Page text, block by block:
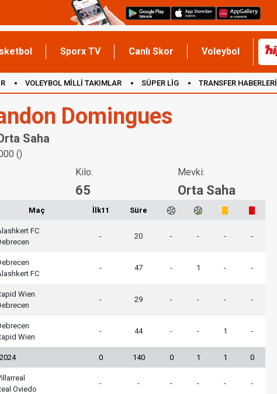
Sporx TV Canlı Skor Voleybol
VOLEYBOL MİLLİ TAKIMLAR SÜPER LİG TRANSFER HABERLERİ
Domingues
Saha
()
Kilo:
65
Mevki:
Orta Saha
Maç İlk11 Süre
FC
- 20 - - - -
FC
- 47 - 1 - -
Wien
- 29 - - - -
Wien
- 44 - - 1 -
0 140 0 1 1 0
Oviedo
- - - - - -